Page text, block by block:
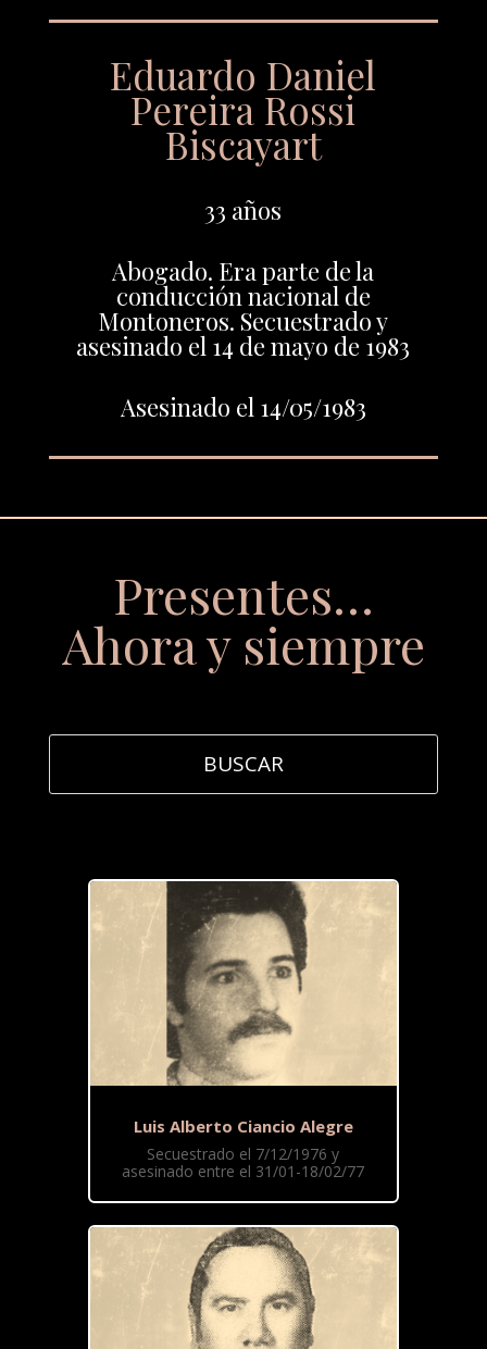
Eduardo Daniel
Pereira Rossi
Biscayart
33 años
Abogado. Era parte de la
conducción nacional de
Montoneros. Secuestrado y
asesinado el 14 de mayo de 1983
Asesinado el 14/05/1983
Presentes…
Ahora y siempre
Luis Alberto Ciancio Alegre
Secuestrado el 7/12/1976 y
asesinado entre el 31/01-18/02/77